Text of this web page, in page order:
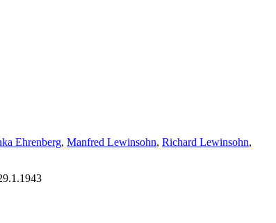
Ehrenberg, Manfred Lewinsohn, Richard Lewinsohn,